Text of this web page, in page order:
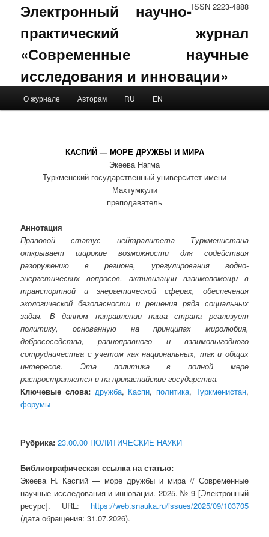
ISSN 2223-4888
Электронный научно-
практический журнал
«Современные научные
исследования и инновации»
Skip to primary content
Skip to secondary content
О журнале Авторам RU EN
КАСПИЙ — МОРЕ ДРУЖБЫ И МИРА
Экеева Нагма
Туркменский государственный университет имени
Махтумкули
преподаватель
Аннотация
Правовой статус нейтралитета Туркменистана
открывает широкие возможности для содействия
разоружению в регионе, урегулирования водно-
энергетических вопросов, активизации взаимопомощи в
транспортной и энергетической сферах, обеспечения
экологической безопасности и решения ряда социальных
задач. В данном направлении наша страна реализует
политику, основанную на принципах миролюбия,
добрососедства, равноправного и взаимовыгодного
сотрудничества с учетом как национальных, так и общих
интересов. Эта политика в полной мере
распространяется и на прикаспийские государства.
Ключевые слова: дружба, Каспи, политика, Туркменистан,
форумы
Рубрика: 23.00.00 ПОЛИТИЧЕСКИЕ НАУКИ
Библиографическая ссылка на статью:
Экеева Н. Каспий — море дружбы и мира // Современные
научные исследования и инновации. 2025. № 9 [Электронный
ресурс]. URL: https://web.snauka.ru/issues/2025/09/103705
(дата обращения: 31.07.2026).